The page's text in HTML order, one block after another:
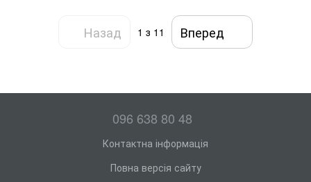
Назад 1 з 11 Вперед
096 638 80 48
Контактна інформація
Повна версія сайту